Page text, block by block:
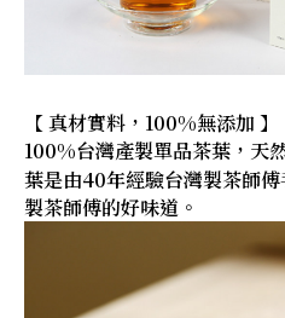
【 真材實料，100%無添加 】
100%台灣產製單品茶葉，天
葉是由40年經驗台灣製茶師
製茶師傅的好味道。